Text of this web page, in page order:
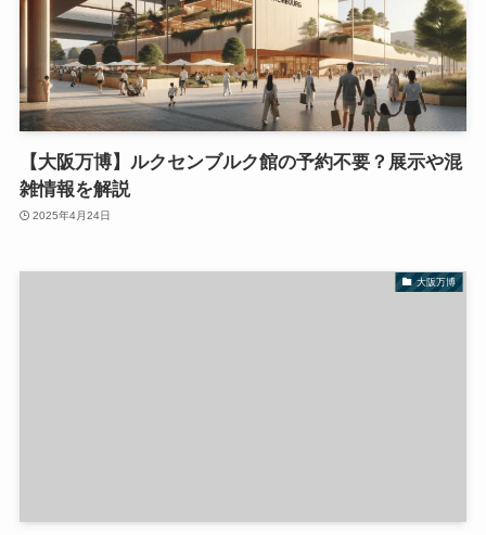
【大阪万博】ルクセンブルク館の予約不要？展示や混
雑情報を解説
2025年4月24日
大阪万博